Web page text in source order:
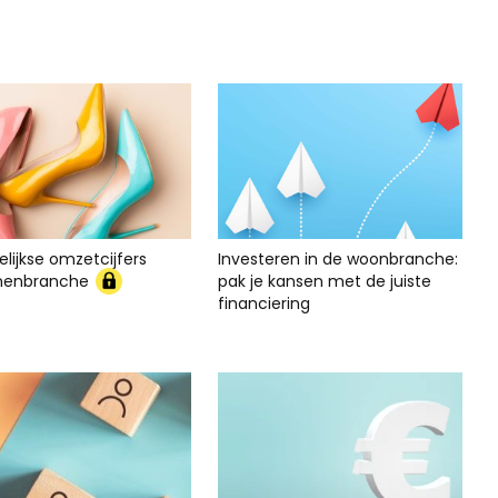
omzetcijfers
Investeren in de woonbranche:
pak je kansen met de juiste
financiering